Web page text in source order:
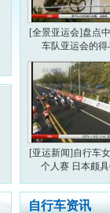
[全景亚运会]盘点
车队亚运会的得
[亚运新闻]自行车
个人赛 日本颇
自行车资讯